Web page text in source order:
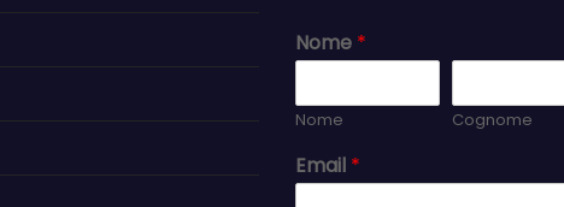
Nome *
Nome Cognome
Email *